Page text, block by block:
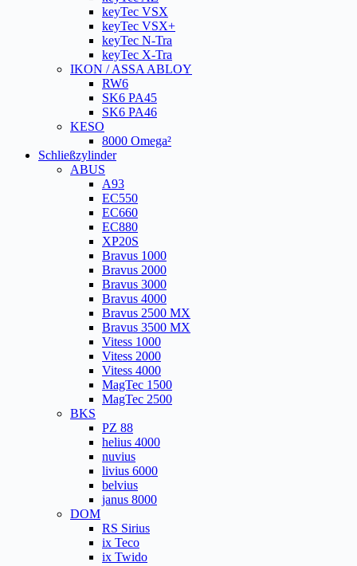
keyTec VSX
keyTec VSX+
keyTec N-Tra
keyTec X-Tra
IKON / ASSA ABLOY
RW6
SK6 PA45
SK6 PA46
KESO
8000 Omega²
Schließzylinder
ABUS
A93
EC550
EC660
EC880
XP20S
Bravus 1000
Bravus 2000
Bravus 3000
Bravus 4000
Bravus 2500 MX
Bravus 3500 MX
Vitess 1000
Vitess 2000
Vitess 4000
MagTec 1500
MagTec 2500
BKS
PZ 88
helius 4000
nuvius
livius 6000
belvius
janus 8000
DOM
RS Sirius
ix Teco
ix Twido